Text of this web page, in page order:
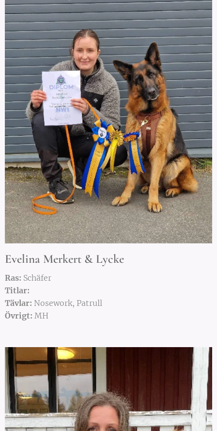
Evelina Merkert & Lycke
Ras: Schäfer
Titlar:
Tävlar: Nosework, Patrull
Övrigt: MH